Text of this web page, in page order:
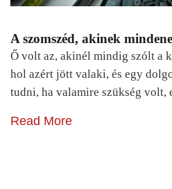
A szomszéd, akinek
Ő volt az, akinél mindig szólt a
hol azért jött valaki, és egy
tudni, ha valamire szükség
Read More